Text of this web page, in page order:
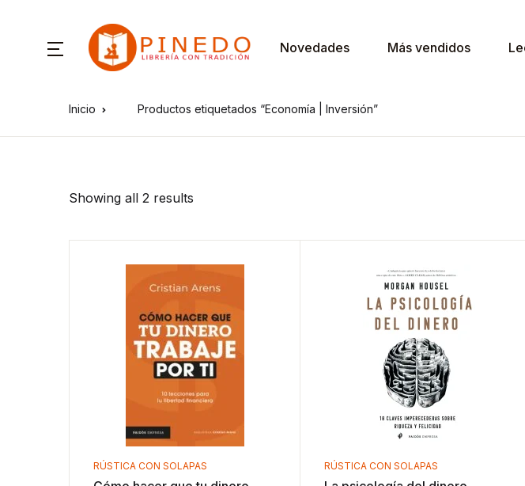
Novedades Más vendidos
Inicio Productos etiquetados “Economía | Inversión”
Showing all 2 results
RÚSTICA CON SOLAPAS RÚSTICA CON SOLAPAS